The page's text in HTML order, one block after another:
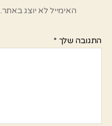
האימייל לא יוצג באתר.
התגובה שלך *